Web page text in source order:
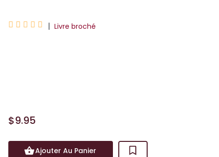
     | Livre broché
$9.95
Ajouter Au Panier